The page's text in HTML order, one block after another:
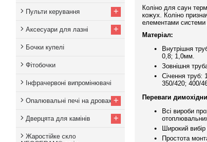
Пульти керування +
Аксесуари для лазні +
Бочки купелі
Фітобочки
Інфрачервоні випромінювачі
Опалювальні печі на дровах +
Дверцята для камінів +
Жаростійке скло
Коліно для саун
кожух. Коліно
елементами системи
Матеріал:
Внутрішня
0,8; 1,0мм.
Зовнішня
Січення труб:
350/420; 400/
Переваги
Всі вироби
Широкий
Простота